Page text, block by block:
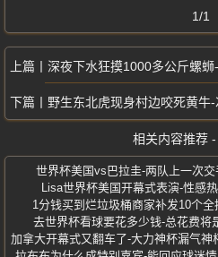
1/1
深夜下水狂摸1000多公斤螺蛳-两男
野生东北虎现身村边咬死黄牛-次日脚
相关内容推荐
世界杯美国vs巴拉圭-两队上一次
Lisa世界杯美国开幕式表演-性感
1分钱买到烂垃圾桶商家补发10个
去世界杯看球要花多少钱-总花费将
加拿大开幕式又翻车了-大力神杯漏气